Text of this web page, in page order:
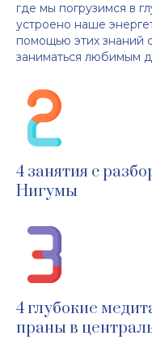
где мы погрузимся в
устроено наше
помощью этих знаний
заниматься любимым
4 занятия с
Нигумы
4 глубокие
праны в